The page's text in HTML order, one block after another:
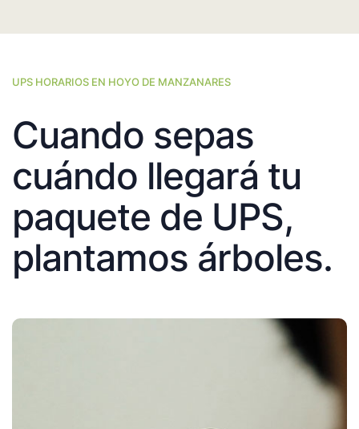
UPS HORARIOS EN HOYO DE MANZANARES
Cuando sepas
cuándo llegará tu
paquete de UPS,
plantamos árboles.